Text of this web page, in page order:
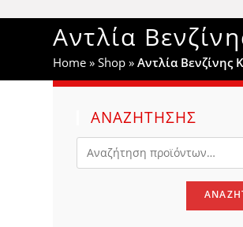
WEBSITE
SEARCH
Αντλία
Home »Shop »Αντλία Βενζίνης
ΑΝΑΖΗΤΗΣΗΣ